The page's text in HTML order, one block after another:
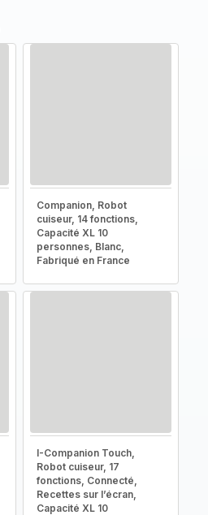
Companion, Robot
cuiseur, 14 fonctions,
Capacité XL 10
personnes, Blanc,
Fabriqué en France
I-Companion Touch,
Robot cuiseur, 17
fonctions, Connecté,
Recettes sur l’écran,
Capacité XL 10